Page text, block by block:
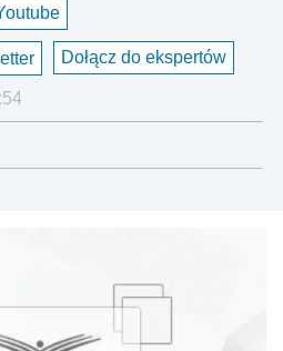
Dołącz do ekspertów